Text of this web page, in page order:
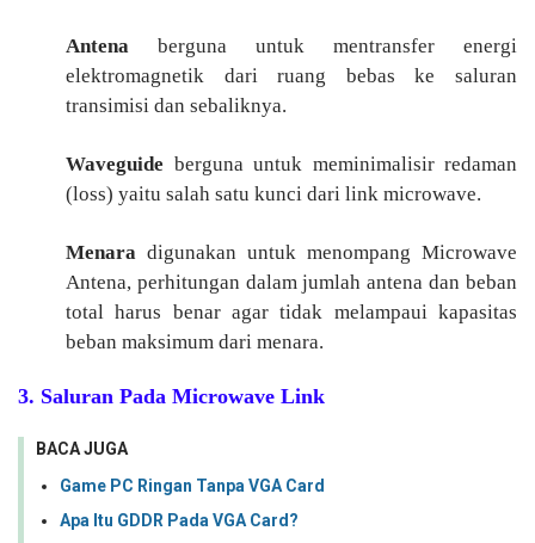
Antena berguna untuk mentransfer energi
elektromagnetik dari ruang bebas ke saluran
transimisi dan sebaliknya.
Waveguide berguna untuk meminimalisir redaman
(loss) yaitu salah satu kunci dari link microwave.
Menara digunakan untuk menompang Microwave
Antena, perhitungan dalam jumlah antena dan beban
total harus benar agar tidak melampaui kapasitas
beban maksimum dari menara.
3. Saluran Pada Microwave Link
BACA JUGA
Game PC Ringan Tanpa VGA Card
Apa Itu GDDR Pada VGA Card?